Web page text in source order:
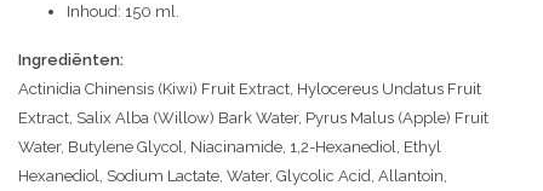
Inhoud: 150 ml.
Ingrediënten:
Actinidia Chinensis (Kiwi) Fruit Extract, Hylocereus Undatus Fruit
Extract, Salix Alba (Willow) Bark Water, Pyrus Malus (Apple) Fruit
Water, Butylene Glycol, Niacinamide, 1,2-Hexanediol, Ethyl
Hexanediol, Sodium Lactate, Water, Glycolic Acid, Allantoin,